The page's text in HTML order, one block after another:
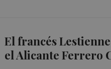
El francés
el Alicante Ferrero